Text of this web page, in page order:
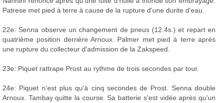
Patrese met pied à terre à cause de la rupture d'une durite d'eau.
22e: Senna observe un changement de pneus (12.4s.) et repart en
quatrième position derrière Arnoux. Palmer met pied à terre après
une rupture du collecteur d'admission de la Zakspeed.
23e: Piquet rattrape Prost au rythme de trois secondes par tour.
24e: Piquet n'est plus qu'à cinq secondes de Prost. Senna double
Arnoux. Tambay quitte la course. Sa batterie s'est vidée après qu'un